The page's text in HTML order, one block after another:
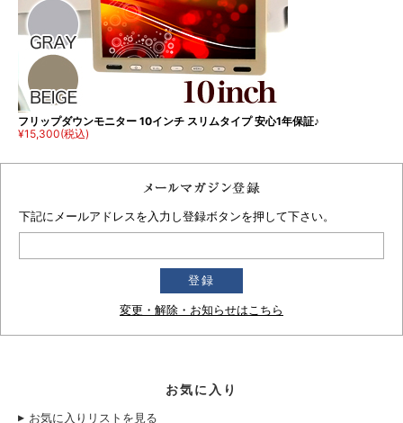
フリップダウンモニター 10インチ スリムタイプ 安心1年保証♪
¥15,300(税込)
下記にメールアドレスを入力し登録ボタンを押して下さい。
変更・解除・お知らせはこちら
お気に入り
お気に入りリストを見る